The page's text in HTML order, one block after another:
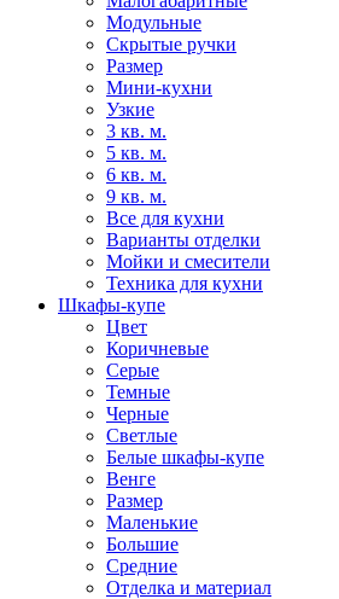
Модульные
Скрытые ручки
Размер
Мини-кухни
Узкие
3 кв. м.
5 кв. м.
6 кв. м.
9 кв. м.
Все для кухни
Варианты отделки
Мойки и смесители
Техника для кухни
Шкафы-купе
Цвет
Коричневые
Серые
Темные
Черные
Светлые
Белые шкафы-купе
Венге
Размер
Маленькие
Большие
Средние
Отделка и материал